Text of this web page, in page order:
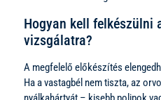
Hogyan kell felkészülni
vizsgálatra?
A megfelelő előkészítés
Ha a vastagbél nem tiszta, az